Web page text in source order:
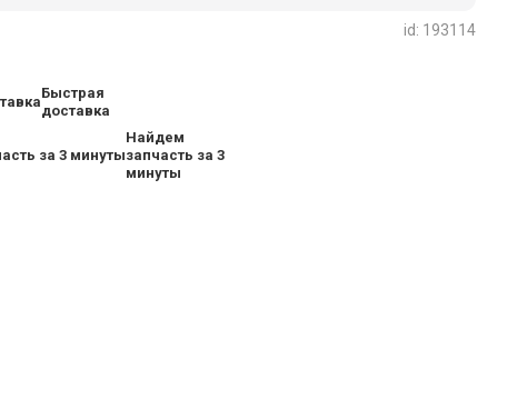
id: 193114
Быстрая
доставка
Найдем
запчасть за 3
минуты